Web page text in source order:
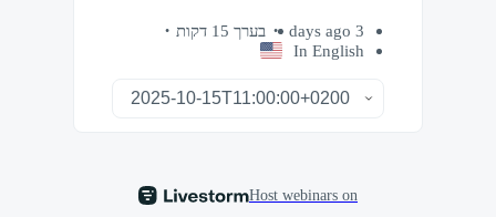
3 days ago
בערך 15 דקות
In English
Host webinars on